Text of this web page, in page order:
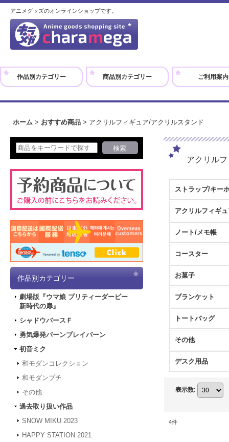
アニメグッズのオンラインショップです。
作品別カテゴリー 商品別カテゴリー ご利用案内
ホーム > おすすめ商品 > アクリルフィギュア/アクリルスタンド
作品別カテゴリー
劇場版『ウマ娘 プリティーダービー
新時代の扉』
シャドウバースＦ
勇気爆発バーンブレイバーン
初音ミク
和モダンコレクション
和モダンプチ
その他
過去取り扱い作品
SNOW MIKU 2023
HAPPY STATION 2021
アクリル
ストラップ/キー
ノート/メモ帳
コースター
お菓子
ブランケット
トートバッグ
その他
デスク用品
表示数:
4件